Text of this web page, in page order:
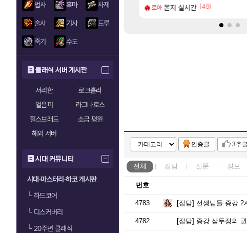
법사 흑마 사제
술사 기사 드루
죽기 수도
클래식 서버 게시판
서리한
로크홀라
얼음피
라그나로스
힐스브래드
소금 평원
해외 서버
시대 커뮤니티
시대·마스터리·하코 게시판
└하드코어
└디스커버리
└20주년 클래식
플뜸ㅋㅋ [64]
로아 쫀지 실시간 [49]
트 때는 로비에 온라인 기능이 있는데
리싱크드 리싱크드 1.06 패치노
인증글 3추글
전체 잡담 질문 정보
번호
4783 [잡담] 선생님들 증강 2
4782 [잡담] 증강 삼두정의